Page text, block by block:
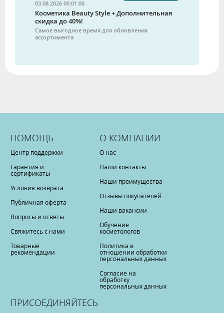
03.08.2026 00:01:00
Косметика Beauty Style + Дополнительная
скидка до 40%!
Самое выгодное время для обновления
ассортимента
ПОМОЩЬ
Центр поддержки
Гарантия и
сертификаты
Условия возврата
Публичная оферта
Вопросы и ответы
Свяжитесь с нами
Товарные
рекомендации
О КОМПАНИИ
О нас
Наши контакты
Наши преимущества
Отзывы покупателей
Наши вакансии
Обучение
косметологов
Политика в
отношении обработки
персональных данных
Согласие на
обработку
персональных данных
ПРИСОЕДИНЯЙТЕСЬ